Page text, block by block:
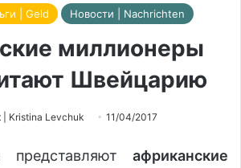
| Geld
Новости | Nachrichten
миллионеры
Швейцарию
| Kristina Levchuk 11/04/2017
африканские